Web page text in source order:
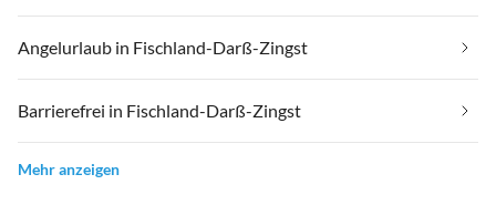
Angelurlaub in Fischland-Darß-Zingst
Barrierefrei in Fischland-Darß-Zingst
Mehr anzeigen